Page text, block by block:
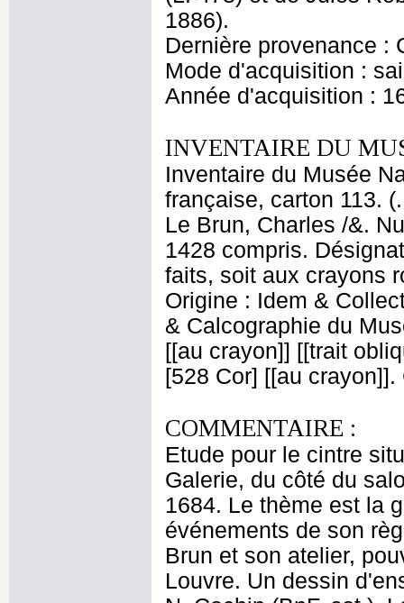
1886).
Dernière provenance :
Mode d'acquisition :
Année d'acquisition :
INVENTAIRE DU
Inventaire du Musée
française, carton 113.
Le Brun, Charles /&.
1428 compris.
faits, soit aux crayons
Origine : Idem &
& Calcographie du
[[au crayon]] [[trait
[528 Cor] [[au
COMMENTAIRE :
Etude pour le cintre
Galerie, du côté du
1684. Le thème est la
événements de son
Brun et son atelier,
Louvre. Un dessin